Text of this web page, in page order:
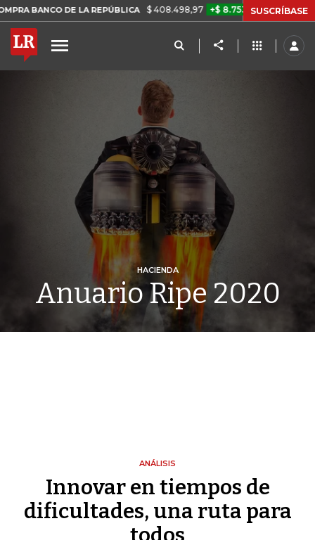
DE LA REPÚBLICA $ 408.498,97 +$ 8.753,81 +2,19% TASA
SUSCRÍBASE
HACIENDA
Anuario Ripe 2020
ANÁLISIS
Innovar en tiempos de
dificultades, una ruta para